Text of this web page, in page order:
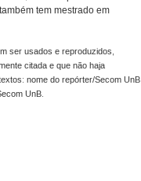
tem mestrado em
ser usados e reproduzidos,
citada e que não haja
nome do repórter/Secom UnB
UnB.